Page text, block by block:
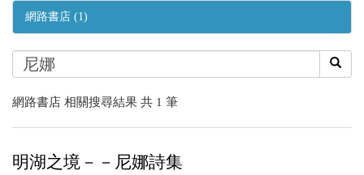
網路書店 (1)
網路書店 相關搜尋結果 共 1 筆
明湖之境－－尼娜詩集